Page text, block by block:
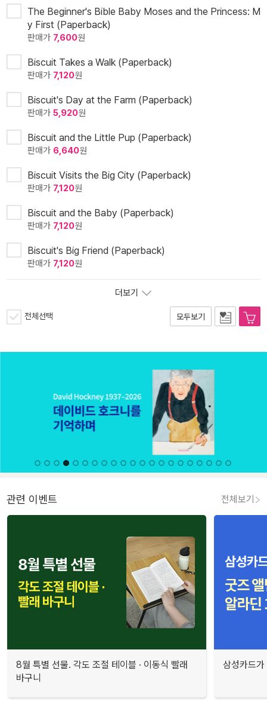
The Beginner's Bible Baby Moses and the Princess: M
y First (Paperback)
판매가 7,600원
Biscuit Takes a Walk (Paperback)
판매가 7,120원
Biscuit's Day at the Farm (Paperback)
판매가 5,920원
Biscuit and the Little Pup (Paperback)
판매가 6,640원
Biscuit Visits the Big City (Paperback)
판매가 7,120원
Biscuit and the Baby (Paperback)
판매가 7,120원
Biscuit's Big Friend (Paperback)
판매가 7,120원
더보기
전체선택 모두보기
관련 이벤트 전체보기
8월 특별 선물. 각도 조절 테이블 · 이동식 빨래
바구니
삼성카드